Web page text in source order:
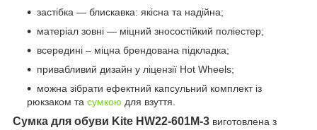
застібка — блискавка: якісна та надійна;
матеріал зовні — міцний зносостійкий поліестер;
всередині – міцна брендована підкладка;
привабливий дизайн у ліцензії Hot Wheels;
можна зібрати ефектний капсульний комплект із
рюкзаком та сумкою для взуття.
Сумка для обуви Kite HW22-601M-3 виготовлена з